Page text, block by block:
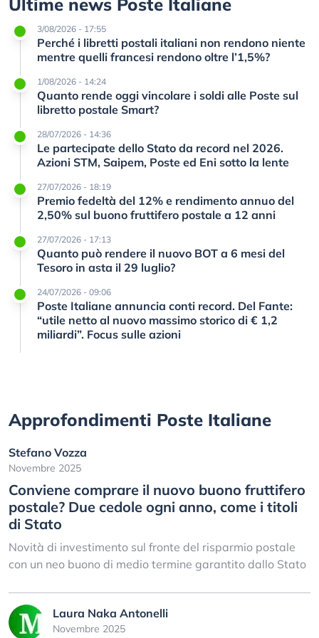
Ultime news Poste Italiane
3/08/2026 - 17:55
Perché i libretti postali italiani non rendono niente
mentre quelli francesi rendono oltre l’1,5%?
1/08/2026 - 14:24
Quanto rende oggi vincolare i soldi alle Poste sul
libretto postale Smart?
28/07/2026 - 14:36
Le partecipate dello Stato da record nel 2026.
Azioni STM, Saipem, Poste ed Eni sotto la lente
27/07/2026 - 18:19
Premio fedeltà del 12% e rendimento annuo del
2,50% sul buono fruttifero postale a 12 anni
27/07/2026 - 17:13
Quanto può rendere il nuovo BOT a 6 mesi del
Tesoro in asta il 29 luglio?
24/07/2026 - 09:06
Poste Italiane annuncia conti record. Del Fante:
“utile netto al nuovo massimo storico di € 1,2
miliardi”. Focus sulle azioni
Approfondimenti Poste Italiane
Stefano Vozza
Novembre 2025
Conviene comprare il nuovo buono fruttifero
postale? Due cedole ogni anno, come i titoli
di Stato
Novità di investimento sul fronte del risparmio postale
con un neo buono di medio termine garantito dallo Stato
Laura Naka Antonelli
Novembre 2025